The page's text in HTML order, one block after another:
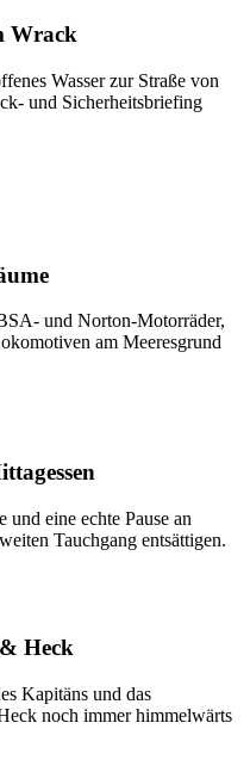
Wrack
Wasser zur Straße von
und Sicherheitsbriefing
und Norton-Motorräder,
am Meeresgrund
und eine echte Pause an
Tauchgang entsättigen.
Heck
Kapitäns und das
noch immer himmelwärts